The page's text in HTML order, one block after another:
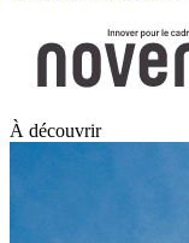
À découvrir